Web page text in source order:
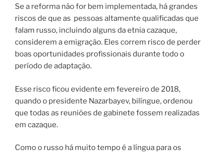
Se a reforma não for bem implementada, há grandes
riscos de que as pessoas altamente qualificadas que
falam russo, incluindo alguns da etnia cazaque,
considerem a emigração. Eles correm risco de perder
boas oportunidades profissionais durante todo o
período de adaptação.
Esse risco ficou evidente em fevereiro de 2018,
quando o presidente Nazarbayev, bilíngue, ordenou
que todas as reuniões de gabinete fossem realizadas
em cazaque.
Como o russo há muito tempo é a língua para os